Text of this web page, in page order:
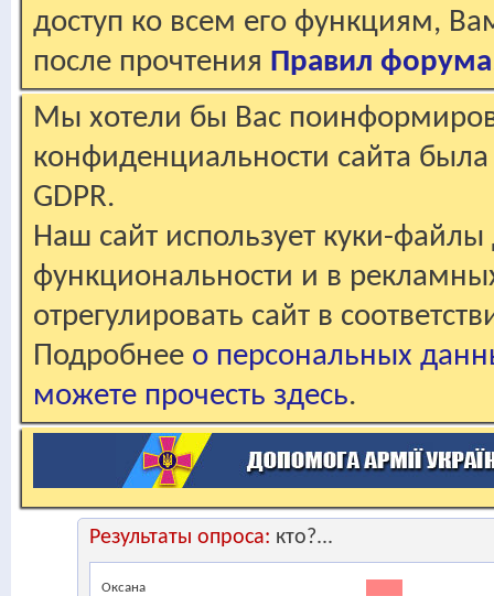
доступ ко всем его функциям,
после прочтения Правил форума
Мы хотели бы Вас
конфиденциальности сайта
GDPR.
Наш сайт использует куки-файлы
функциональности и в
отрегулировать сайт в
Подробнее о персональных
можете прочесть здесь.
Результаты опроса: кто?...
Оксана